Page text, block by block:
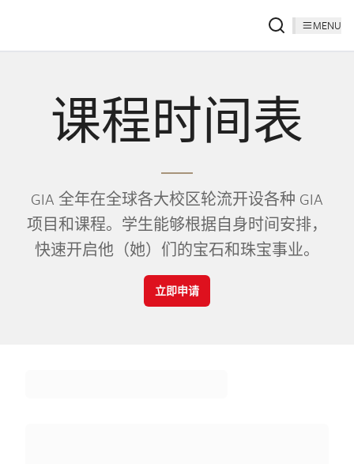
MENU
课程时间表
GIA 全年在全球各大校区轮流开设各种 GIA
项目和课程。学生能够根据自身时间安排，
快速开启他（她）们的宝石和珠宝事业。
立即申请